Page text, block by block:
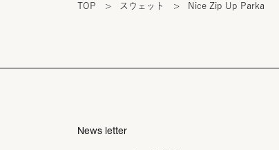
TOP > スウェット > Nice Zip Up Parka
News letter